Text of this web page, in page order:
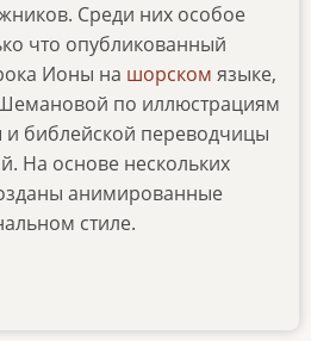
Среди них особое
что опубликованный
Ионы на шорском языке,
по иллюстрациям
библейской переводчицы
На основе нескольких
анимированные
стиле.